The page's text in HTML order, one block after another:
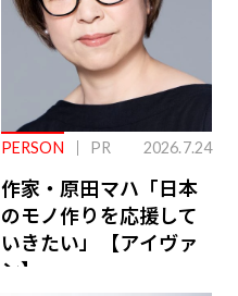
PERSON PR 2026.7.24
作家・原田マハ「日本
のモノ作りを応援して
いきたい」【アイヴァ
ン】